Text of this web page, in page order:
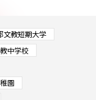
文教短期大学
中学校
園